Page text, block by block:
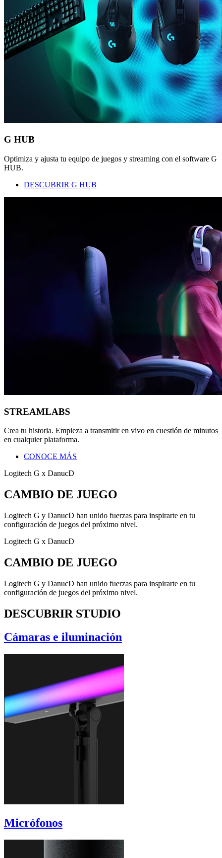
G HUB
Optimiza y ajusta tu equipo de juegos y streaming con el software G
HUB.
DESCUBRIR G HUB
STREAMLABS
Crea tu historia. Empieza a transmitir en vivo en cuestión de minutos
en cualquier plataforma.
CONOCE MÁS
Logitech G x DanucD
CAMBIO DE JUEGO
Logitech G y DanucD han unido fuerzas para inspirarte en tu
configuración de juegos del próximo nivel.
Logitech G x DanucD
CAMBIO DE JUEGO
Logitech G y DanucD han unido fuerzas para inspirarte en tu
configuración de juegos del próximo nivel.
DESCUBRIR STUDIO
Cámaras e iluminación
Micrófonos